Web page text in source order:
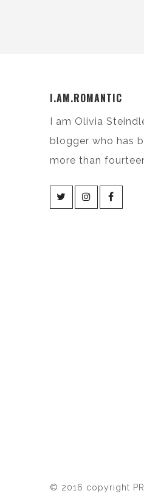
I.AM.ROMANTIC
I am Olivia
blogger who has
more than
© 2016 copyright